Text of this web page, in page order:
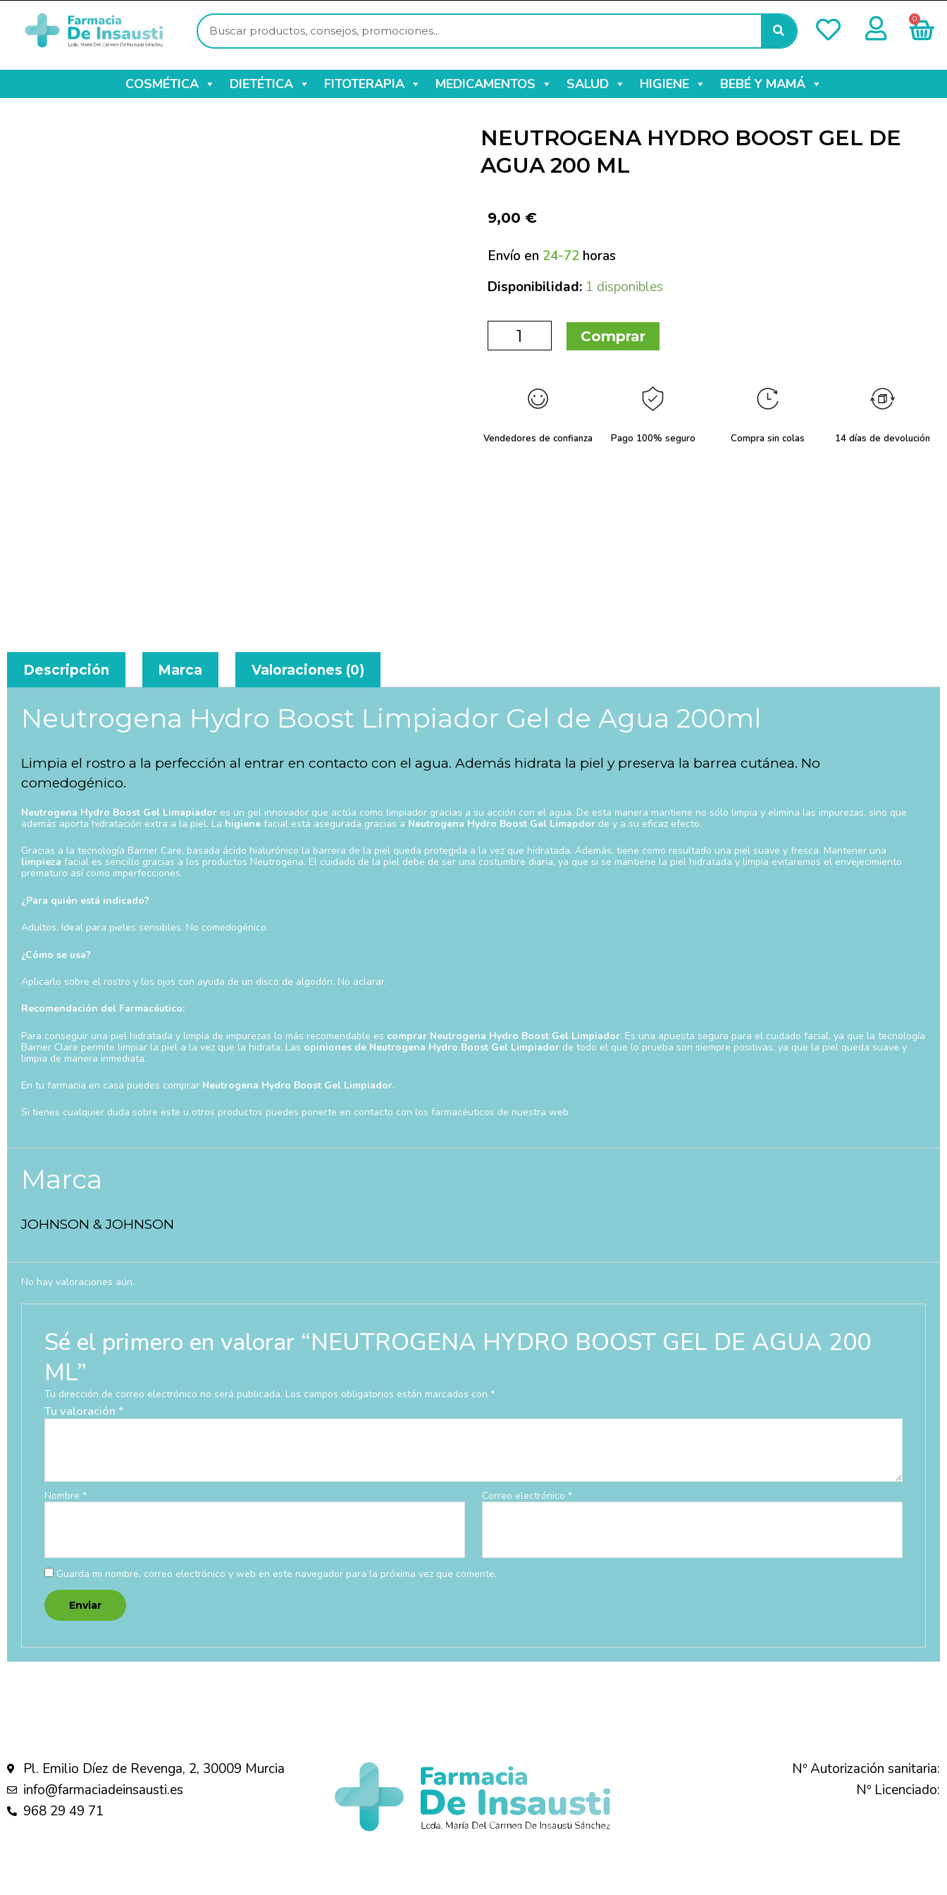
0
COSMÉTICA DIETÉTICA FITOTERAPIA MEDICAMENTOS SALUD HIGIENE BEBÉ Y MAMÁ
NEUTROGENA HYDRO BOOST GEL DE
AGUA 200 ML
9,00 €
Envío en 24-72 horas
Disponibilidad: 1 disponibles
Comprar
Vendedores de confianza Pago 100% seguro Compra sin colas 14 días de devolución
Descripción Marca Valoraciones (0)
Neutrogena Hydro Boost Limpiador Gel de Agua 200ml
Limpia el rostro a la perfección al entrar en contacto con el agua. Además hidrata la piel y preserva la barrea cutánea. No
comedogénico.
Neutrogena Hydro Boost Gel Limapiador es un gel innovador que actúa como limpiador gracias a su acción con el agua. De esta manera mantiene no sólo limpia y elimina las impurezas, sino que
además aporta hidratación extra a la piel. La higiene facial está asegurada gracias a Neutrogena Hydro Boost Gel Limapdor de y a su eficaz efecto.
Gracias a la tecnología Barrier Care, basada ácido hialurónico la barrera de la piel queda protegida a la vez que hidratada. Además, tiene como resultado una piel suave y fresca. Mantener una
limpieza facial es sencillo gracias a los productos Neutrogena. El cuidado de la piel debe de ser una costumbre diaria, ya que si se mantiene la piel hidratada y limpia evitaremos el envejecimiento
prematuro así como imperfecciones.
¿Para quién está indicado?
Adultos. Ideal para pieles sensibles. No comedogénico.
¿Cómo se usa?
Aplicarlo sobre el rostro y los ojos con ayuda de un disco de algodón. No aclarar.
Recomendación del Farmacéutico:
Para conseguir una piel hidratada y limpia de impurezas lo más recomendable es comprar Neutrogena Hydro Boost Gel Limpiador. Es una apuesta segura para el cuidado facial, ya que la tecnología
Barrier Clare permite limpiar la piel a la vez que la hidrata. Las opiniones de Neutrogena Hydro Boost Gel Limpiador de todo el que lo prueba son siempre positivas, ya que la piel queda suave y
limpia de manera inmediata.
En tu farmacia en casa puedes comprar Neutrogena Hydro Boost Gel Limpiador.
Si tienes cualquier duda sobre este u otros productos puedes ponerte en contacto con los farmacéuticos de nuestra web
Marca
JOHNSON & JOHNSON
No hay valoraciones aún.
Sé el primero en valorar “NEUTROGENA HYDRO BOOST GEL DE AGUA 200
ML”
Tu dirección de correo electrónico no será publicada. Los campos obligatorios están marcados con *
Tu valoración *
Nombre * Correo electrónico*
Guarda mi nombre, correo electrónico y web en este navegador para la próxima vez que comente.
Pl. Emilio Díez de Revenga, 2, 30009 Murcia
info@farmaciadeinsausti.es
968 29 49 71
Nº Autorización sanitaria:
Nº Licenciado: